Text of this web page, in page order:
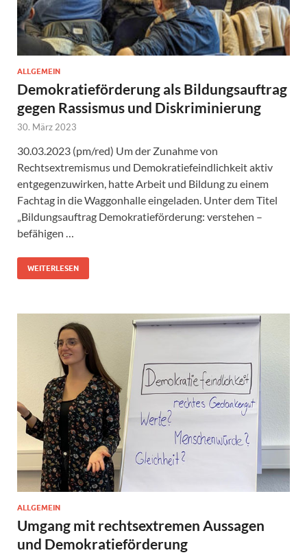
ALLGEMEIN
Demokratieförderung als Bildungsauftrag
gegen Rassismus und Diskriminierung
30. März 2023
30.03.2023 (pm/red) Um der Zunahme von
Rechtsextremismus und Demokratiefeindlichkeit aktiv
entgegenzuwirken, hatte Arbeit und Bildung zu einem
Fachtag in die Waggonhalle eingeladen. Unter dem Titel
„Bildungsauftrag Demokratieförderung: verstehen –
befähigen …
WEITERLESEN
ALLGEMEIN
Umgang mit rechtsextremen Aussagen
und Demokratieförderung